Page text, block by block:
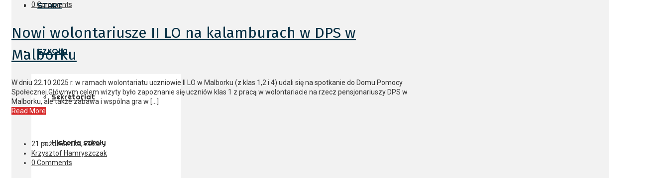
START
SZKOŁA
Sekretariat
Historia szkoły
0 Comments
Nowi wolontariusze II LO na kalamburach w DPS w
Malborku
W dniu 22.10.2025 r. w ramach wolontariatu uczniowie II LO w Malborku (z klas 1,2 i 4) udali się na spotkanie do Domu Pomocy
Społecznej.Głównym celem wizyty było zapoznanie się uczniów klas 1 z pracą w wolontariacie na rzecz pensjonariuszy DPS w
Malborku, ale także zabawa i wspólna gra w […]
Read More
21 października, 2025
Krzysztof Hamryszczak
0 Comments